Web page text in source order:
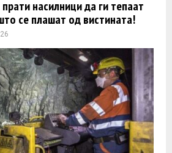
насилници да ги тепаат
се плашат од вистината!